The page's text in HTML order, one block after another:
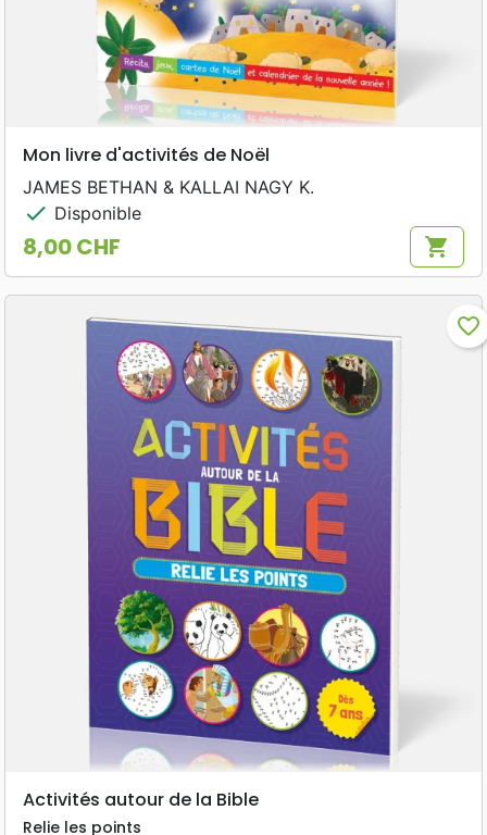
Mon livre d'activités de Noël
JAMES BETHAN & KALLAI NAGY K.
check Disponible
Prix
8,00 CHF shopping_cart
favorite_border
Activités autour de la Bible
Relie les points